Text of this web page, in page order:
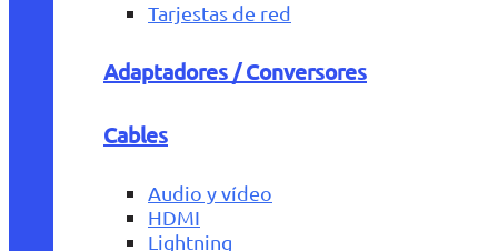
Tarjestas de red
Adaptadores / Conversores
Cables
Audio y vídeo
HDMI
Lightning